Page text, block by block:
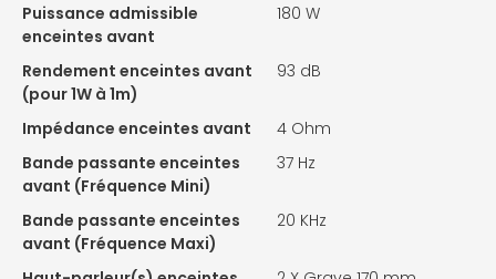
Puissance admissible
enceintes avant
180 W
Rendement enceintes avant
(pour 1W à 1m)
93 dB
Impédance enceintes avant
4 Ohm
Bande passante enceintes
avant (Fréquence Mini)
37 Hz
Bande passante enceintes
avant (Fréquence Maxi)
20 KHz